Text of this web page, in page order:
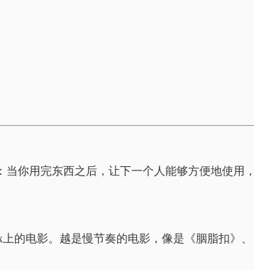
你用完东西之后，让下一个人能够方便地使用
电影。越是慢节奏的电影，像是《胭脂扣》、